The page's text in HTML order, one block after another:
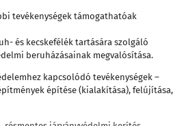
tevékenységek támogathatóak
és kecskefélék tartására szolgáló
beruházásainak megvalósítása.
kapcsolódó tevékenységek –
építése (kialakítása), felújítása,